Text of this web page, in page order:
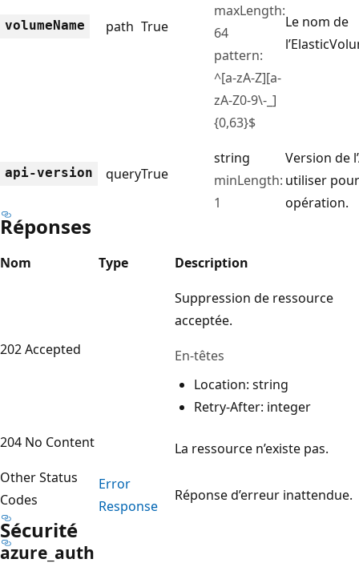
volumeName path True
maxLength:
64
pattern:
^[a-zA-Z][a-
zA-Z0-9\-_]
{0,63}$
Le nom de
api-version queryTrue
string
minLength:
1
Version de
utiliser
opération.
Réponses
Nom Type Description
202 Accepted
Suppression de ressource
acceptée.
En-têtes
Location: string
Retry-After: integer
204 No Content
La ressource n’existe pas.
Other Status
Codes
Error
Response
Réponse d’erreur inattendue.
Sécurité
azure_auth